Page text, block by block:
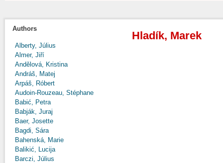
Authors
Alberty, Július
Almer, Jiří
Andělová, Kristina
Andráš, Matej
Arpáš, Róbert
Audoin-Rouzeau, Stéphane
Babić, Petra
Babják, Juraj
Baer, Josette
Bagdi, Sára
Bahenská, Marie
Balikić, Lucija
Barczi, Július
Hladík, Marek